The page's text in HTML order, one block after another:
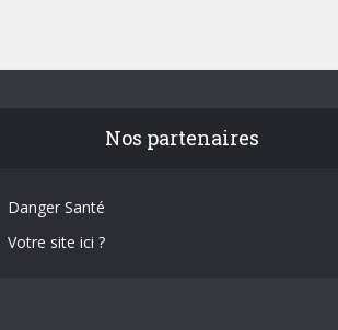
Nos partenaires
Danger Santé
Votre site ici ?